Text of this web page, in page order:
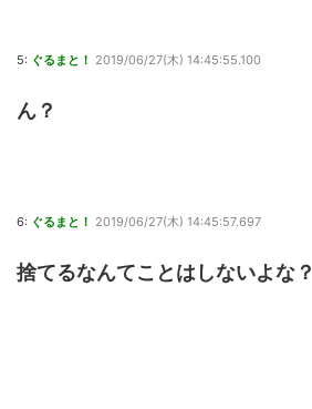
5: ぐるまと！ 2019/06/27(木) 14:45:55.100
ん？
6: ぐるまと！ 2019/06/27(木) 14:45:57.697
捨てるなんてことはしないよな？